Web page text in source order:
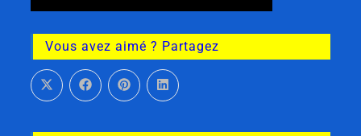
Vous avez aimé ? Partagez